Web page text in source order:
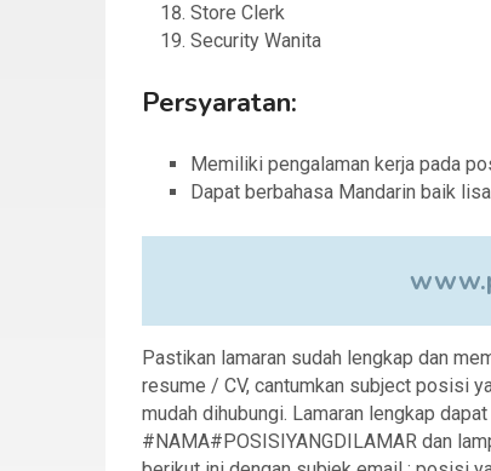
Store Clerk
Security Wanita
Persyaratan:
Memiliki pengalaman kerja pada
Dapat berbahasa Mandarin baik
Pastikan lamaran sudah lengkap dan
resume / CV, cantumkan subject posisi
mudah dihubungi. Lamaran lengkap
#NAMA#POSISIYANGDILAMAR dan